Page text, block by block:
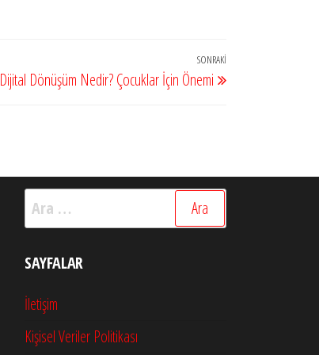
Yazı
SONRAKI
Dijital Dönüşüm Nedir? Çocuklar İçin Önemi
Arama:
SAYFALAR
İletişim
Kişisel Veriler Politikası